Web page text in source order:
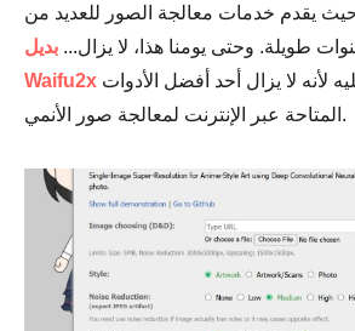
حيث يقدم خدمات معالجة الصور للعديد من
طويلة. وحتى يومنا هذا، لا يزال... بديل
Waifu2x
المتاحة عبر الإنترنت لمعالجة صور الأنمي.